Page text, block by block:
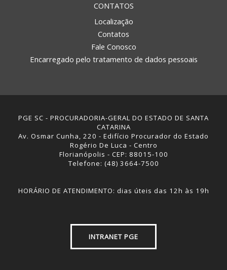
CONTATOS
Localização
Contatos
Fale Conosco
Encarregado pelo tratamento de dados pessoais
PGE SC - PROCURADORIA-GERAL DO ESTADO DE SANTA
CATARINA
Av. Osmar Cunha, 220 - Edifício Procurador do Estado
Rogério De Luca - Centro
Florianópolis - CEP: 88015-100
Telefone: (48) 3664-7500
HORÁRIO DE ATENDIMENTO: dias úteis das 12h às 19h
INTRANET PGE